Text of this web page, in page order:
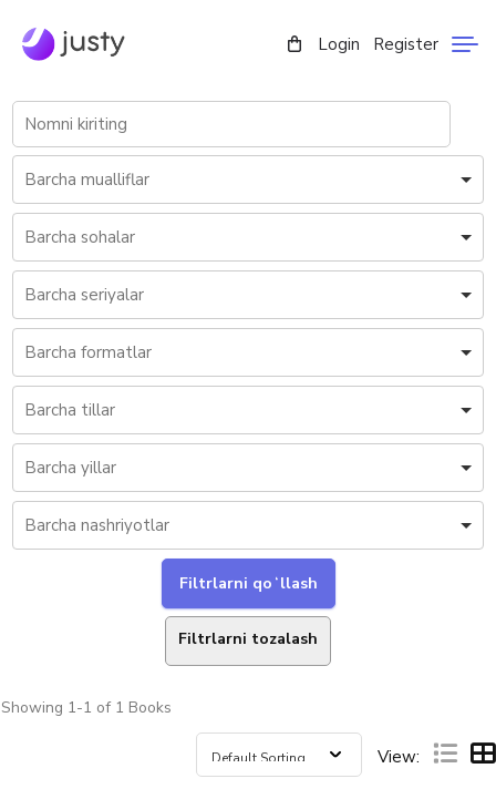
Login Register
Filtrlarni tozalash
Showing 1-1 of 1 Books
View: